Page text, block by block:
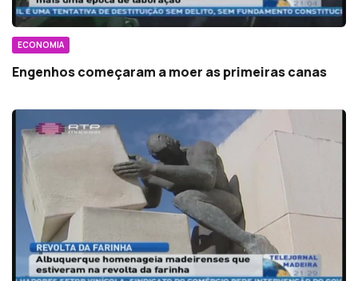
ECONOMIA
Engenhos começaram a moer as primeiras canas